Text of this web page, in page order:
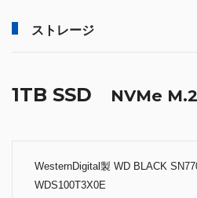
ストレージ
1TB SSD NVMe
WesternDigital製 WD BLACK
WDS100T3X0E